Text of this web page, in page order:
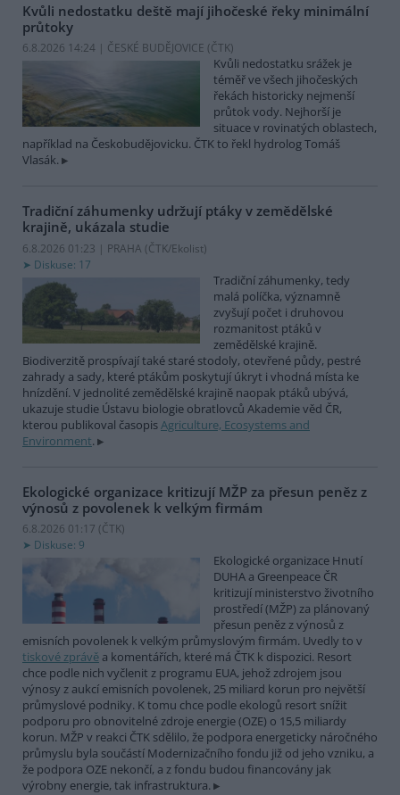
Kvůli nedostatku deště mají jihočeské řeky minimální
průtoky
6.8.2026 14:24 | ČESKÉ BUDĚJOVICE (ČTK)
Kvůli nedostatku srážek je
téměř ve všech jihočeských
řekách historicky nejmenší
průtok vody. Nejhorší je
situace v rovinatých oblastech,
například na Českobudějovicku. ČTK to řekl hydrolog Tomáš
Vlasák.
Tradiční záhumenky udržují ptáky v zemědělské
krajině, ukázala studie
6.8.2026 01:23 | PRAHA (ČTK/Ekolist)
Diskuse: 17
Tradiční záhumenky, tedy
malá políčka, významně
zvyšují počet i druhovou
rozmanitost ptáků v
zemědělské krajině.
Biodiverzitě prospívají také staré stodoly, otevřené půdy, pestré
zahrady a sady, které ptákům poskytují úkryt i vhodná místa ke
hnízdění. V jednolité zemědělské krajině naopak ptáků ubývá,
ukazuje studie Ústavu biologie obratlovců Akademie věd ČR,
kterou publikoval časopisAgriculture, Ecosystems and
Environment.
Ekologické organizace kritizují MŽP za přesun peněz z
výnosů z povolenek k velkým firmám
6.8.2026 01:17 (ČTK)
Diskuse: 9
Ekologické organizace Hnutí
DUHA a Greenpeace ČR
kritizují ministerstvo životního
prostředí (MŽP) za plánovaný
přesun peněz z výnosů z
emisních povolenek k velkým průmyslovým firmám. Uvedly to v
tiskové zprávě a komentářích, které má ČTK k dispozici. Resort
chce podle nich vyčlenit z programu EUA, jehož zdrojem jsou
výnosy z aukcí emisních povolenek, 25 miliard korun pro největší
průmyslové podniky. K tomu chce podle ekologů resort snížit
podporu pro obnovitelné zdroje energie (OZE) o 15,5 miliardy
korun. MŽP v reakci ČTK sdělilo, že podpora energeticky náročného
průmyslu byla součástí Modernizačního fondu již od jeho vzniku, a
že podpora OZE nekončí, a z fondu budou financovány jak
výrobny energie, tak infrastruktura.